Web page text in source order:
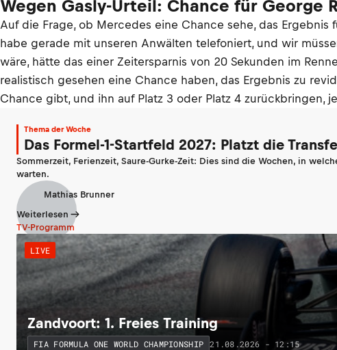
Wegen Gasly-Urteil: Chance für George
Auf die Frage, ob Mercedes eine Chance sehe, das
habe gerade mit unseren Anwälten telefoniert, und wir
wäre, hätte das einer Zeitersparnis von 20 Sekunden im
realistisch gesehen eine Chance haben, das Ergebnis zu
Chance gibt, und ihn auf Platz 3 oder Platz 4 zurückbringen,
Thema der Woche
Das Formel-1-Startfeld 2027: Platzt die
Sommerzeit, Ferienzeit, Saure-Gurke-Zeit: Dies sind die Wochen, in
warten.
Mathias Brunner
Weiterlesen
TV-Programm
LIVE
Zandvoort: 1. Freies Training
FIA FORMULA ONE WORLD CHAMPIONSHIP 21.08.2026 - 12:15